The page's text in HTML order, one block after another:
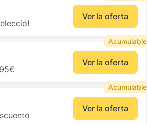
Ver la oferta
Ver la oferta
Acumulable
Ver la oferta
Acumulable